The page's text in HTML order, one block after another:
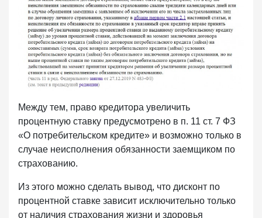
Между тем, право кредитора увеличить
процентную ставку предусмотрено в п. 11 ст. 7 ФЗ
«О потребительском кредите» и возможно только в
случае неисполнения обязанности заемщиком по
страхованию.
Из этого можно сделать вывод, что дисконт по
процентной ставке зависит исключительно только
от наличия страхования жизни и здоровья